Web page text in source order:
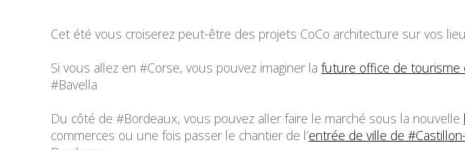
Cet été vous croiserez peut-être des projets CoCo architecture sur vos
Si vous allez en #Corse, vous pouvez imaginer la future office de tourisme
#Bavella
Du côté de #Bordeaux, vous pouvez aller faire le marché sous la nouvelle
commerces ou une fois passer le chantier de l’entrée de ville de